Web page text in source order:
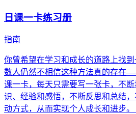
日课一卡练习册
指南
你曾希望在学习和成长的道路上找
数人仍然不相信这种方法真的存在
课一卡，每天只需要写一张卡，不
识、经验和感悟，不断反思和总结
动方式，从而实现个人成长和进步